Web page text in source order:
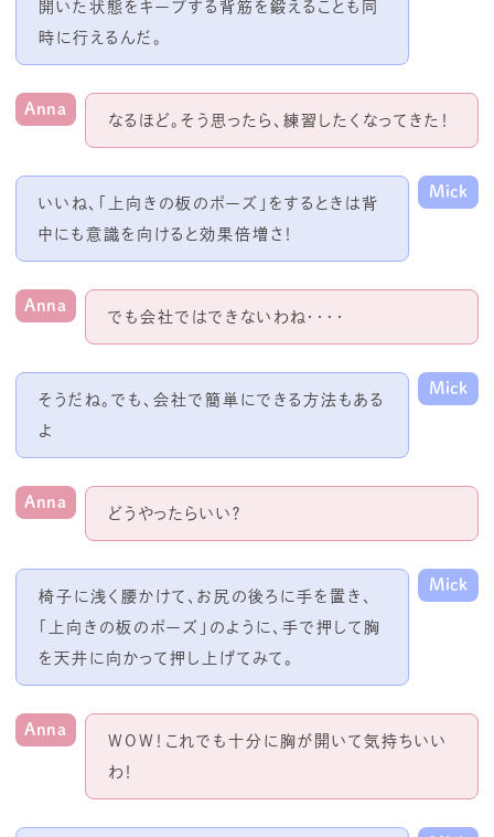
開いた状態をキープする背筋を鍛えることも同
時に行えるんだ。
Anna
なるほど。そう思ったら、練習したくなってきた！
いいね、「上向きの板のポーズ」をするときは背
中にも意識を向けると効果倍増さ！
Mick
Anna
でも会社ではできないわね・・・・
そうだね。でも、会社で簡単にできる方法もある
よ
Mick
Anna
どうやったらいい？
椅子に浅く腰かけて、お尻の後ろに手を置き、
「上向きの板のポーズ」のように、手で押して胸
を天井に向かって押し上げてみて。
Mick
Anna
WOW！これでも十分に胸が開いて気持ちいい
わ！